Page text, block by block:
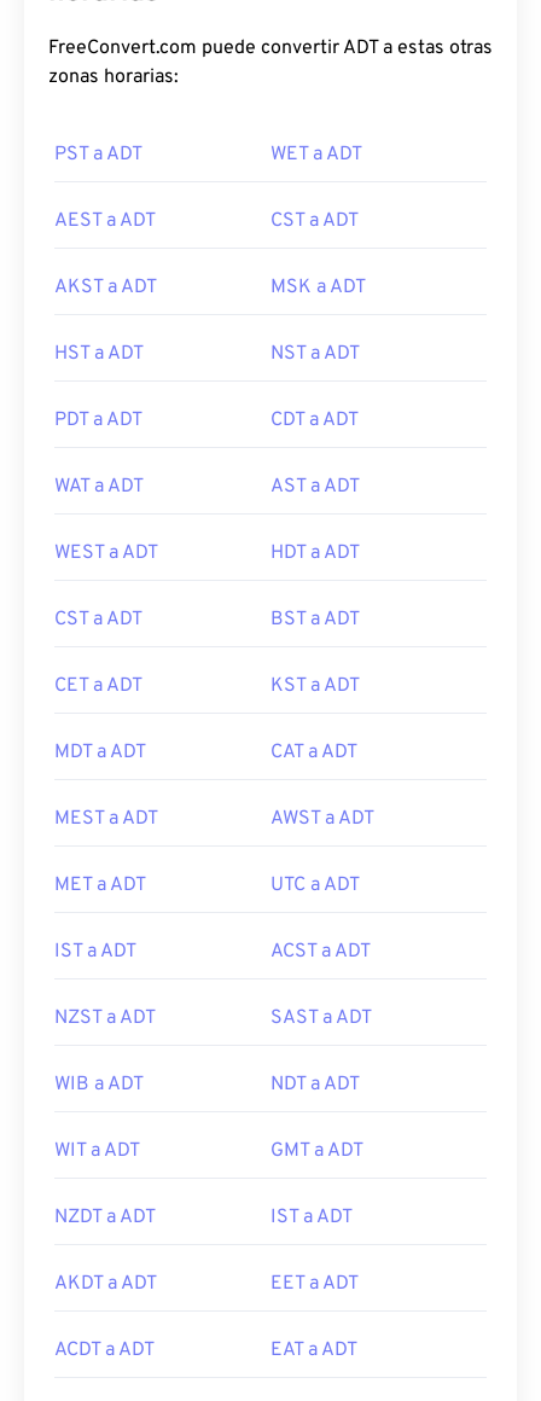
FreeConvert.com puede convertir ADT a estas otras
zonas horarias:
PST a ADT WET a ADT
AEST a ADT CST a ADT
AKST a ADT MSK a ADT
HST a ADT NST a ADT
PDT a ADT CDT a ADT
WAT a ADT AST a ADT
WEST a ADT HDT a ADT
CST a ADT BST a ADT
CET a ADT KST a ADT
MDT a ADT CAT a ADT
MEST a ADT AWST a ADT
MET a ADT UTC a ADT
IST a ADT ACST a ADT
NZST a ADT SAST a ADT
WIB a ADT NDT a ADT
WIT a ADT GMT a ADT
NZDT a ADT IST a ADT
AKDT a ADT EET a ADT
ACDT a ADT EAT a ADT